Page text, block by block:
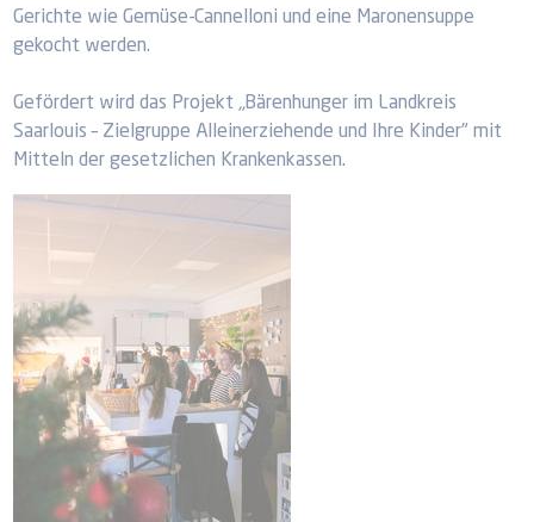
Gerichte wie Gemüse-Cannelloni und eine Maronensuppe
gekocht werden.
Gefördert wird das Projekt „Bärenhunger im Landkreis
Saarlouis – Zielgruppe Alleinerziehende und Ihre Kinder" mit
Mitteln der gesetzlichen Krankenkassen.